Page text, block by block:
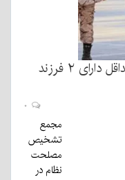
مشمولان بالای ۳۵ سال سن و حداقل دارای ۲ فرزند
مجمع
تشخیص
مصلحت
نظام در